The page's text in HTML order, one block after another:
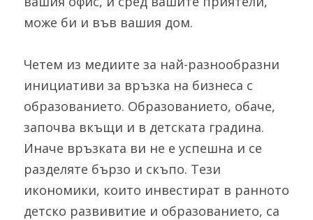
може би и във вашия дом.
Четем из медиите за най-разнообразни
инициативи за връзка на бизнеса с
образованието. Образованието, обаче,
започва вкъщи и в детската градина.
Иначе връзката ви не е успешна и се
разделяте бързо и скъпо. Тези
икономики, които инвестират в ранното
детско развивитие и образованието, са